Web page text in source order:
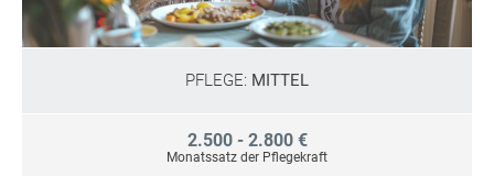
PFLEGE: MITTEL
2.500 - 2.800 €
Monatssatz der Pflegekraft